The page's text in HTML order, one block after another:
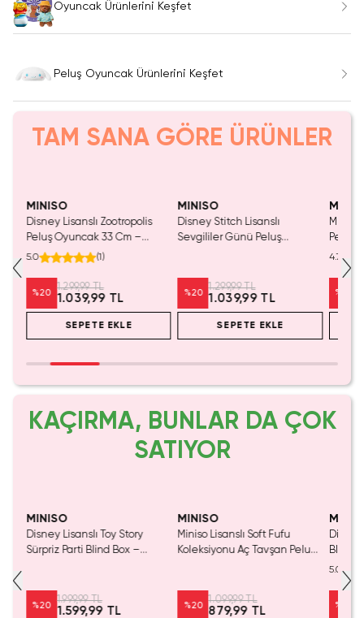
Oyuncak Ürünlerini Keşfet
Peluş Oyuncak Ürünlerini Keşfet
TAM SANA GÖRE ÜRÜNLER
MINISO
Disney Lisanslı Zootropolis
Peluş Oyuncak 33 Cm –
Ayakta Duran Yumuşak
5.0 (1)
%20
1.299,99 TL
1.039,99 TL
SEPETE EKLE
MINISO
Disney Stitch Lisanslı
Sevgililer Günü Peluş
%20
1.299,99 TL
1.039,99 TL
SEPETE EKLE
Miniso
Cm –
4.7
%
KAÇIRMA, BUNLAR DA ÇOK
SATIYOR
MINISO
Disney Lisanslı Toy Story
Sürpriz Parti Blind Box –
%20
1.999,99 TL
1.599,99 TL
MINISO
Miniso Lisanslı Soft Fufu
Koleksiyonu Aç Tavşan Peluş
%20
1.099,99 TL
879,99 TL
Disney
Blind
5.0
%